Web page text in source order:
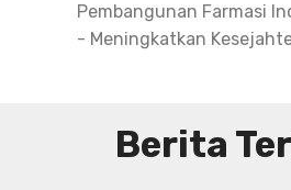
Pembangunan Farmasi
- Meningkatkan
Berita